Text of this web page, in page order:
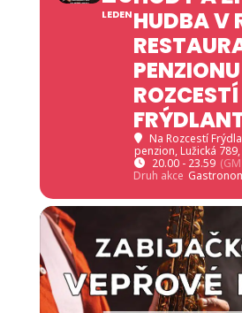
LEDENHUDBA V
ROZCESTÍ
Na Rozcestí
penzion, Lužická
20.00 - 23.59
Druh akce